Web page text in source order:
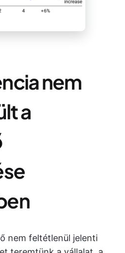
nem
a
nem feltétlenül jelenti